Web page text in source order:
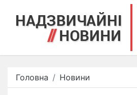
Головна Новини